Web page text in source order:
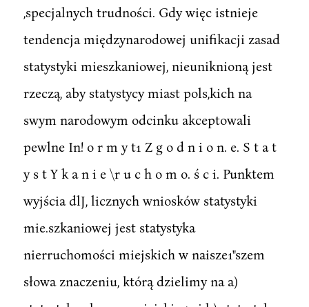
,specjalnych trudności. Gdy więc istnieje
tendencja międzynarodowej unifikacji zasad
statystyki mieszkaniowej, nieuniknioną jest
rzeczą, aby statystycy miast pols,kich na
swym narodowym odcinku akceptowali
pewlne In! o r m y t1 Z g o d n i o n. e. S t a t
y s t Y k a n i e \r u c h o m o. ś c i. Punktem
wyjścia dlJ, licznych wniosków statystyki
mie.szkaniowej jest statystyka
nierruchomości miejskich w naisze1"szem
słowa znaczeniu, którą dzielimy na a)